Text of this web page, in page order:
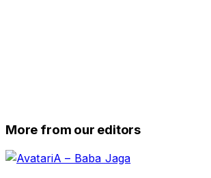
More from our editors